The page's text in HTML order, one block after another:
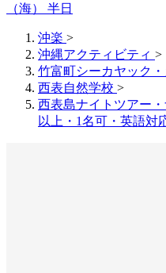
（海） 半日
沖楽 >
沖縄アクティビティ >
竹富町シーカヤック・
西表自然学校 >
西表島ナイトツアー
以上・1名可・英語対